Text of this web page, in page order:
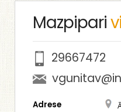
Mazpipari
29667472
Adrese